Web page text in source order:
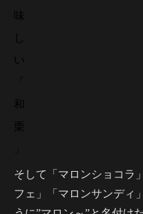
味
い
和
栗
そして「マロンショコラ
フェ」「マロンサンディ